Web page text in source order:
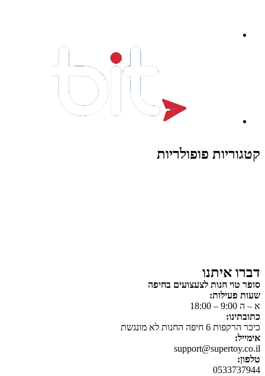
קטגוריות פופולריות
דברו איתנו
סופר טוי חנות לצעצועים בחיפה
שעות פעילות:
א – ה 9:00 – 18:00
כתובתינו:
כיכר הרקפות 6 חיפה החנות לא מונגשת
אימייל:
support@supertoy.co.il
טלפון:
0533737944